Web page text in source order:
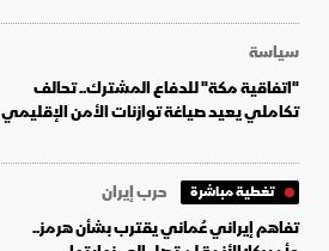
سياسة
"اتفاقية مكة" للدفاع المشترك.. تحالف
تكاملي يعيد صياغة توازنات الأمن الإقليمي
تغطية مباشرة
حرب إيران
تفاهم إيراني عُماني يقترب بشأن هرمز..